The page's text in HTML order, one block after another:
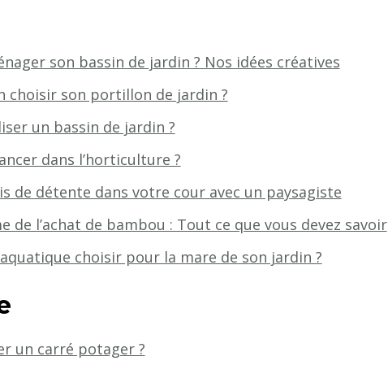
son bassin de jardin ? Nos idées créatives
choisir son portillon de jardin ?
un bassin de jardin ?
dans l’horticulture ?
de détente dans votre cour avec un paysagiste
de l’achat de bambou : Tout ce que vous devez savoir
choisir pour la mare de son jardin ?
un carré potager ?